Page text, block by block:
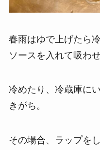
春雨はゆで上げたら
ソースを入れて吸わ
冷めたり、冷蔵庫に
きがち。
その場合、ラップを